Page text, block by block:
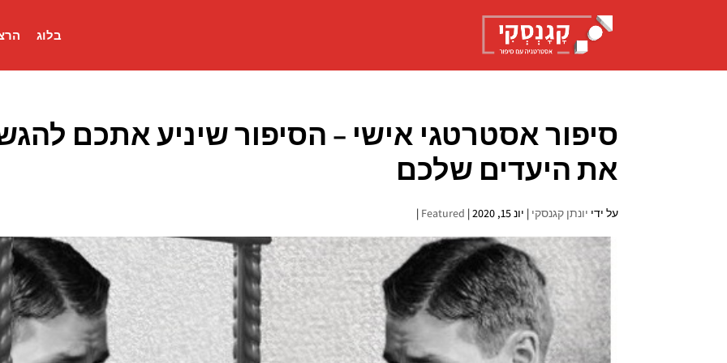
בלוג
סיפור אסטרטגי אישי – הסיפור שיניע אתכם
את היעדים שלכם
על ידי יונתן קגנסקי | יונ 15, 2020 |
Featured
|